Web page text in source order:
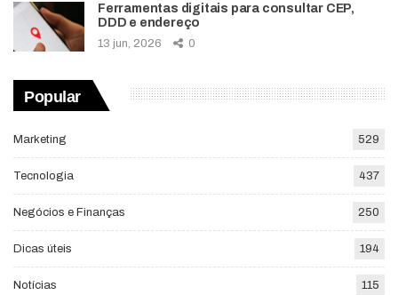
Ferramentas digitais para consultar CEP,
DDD e endereço
13 jun, 2026 0
Popular
Marketing 529
Tecnologia 437
Negócios e Finanças 250
Dicas úteis 194
Notícias 115